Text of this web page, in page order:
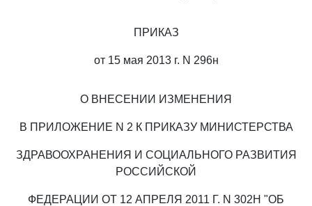
ПРИКАЗ
от 15 мая 2013 г. N 296н
О ВНЕСЕНИИ ИЗМЕНЕНИЯ
В ПРИЛОЖЕНИЕ N 2 К ПРИКАЗУ МИНИСТЕРСТВА
ЗДРАВООХРАНЕНИЯ И СОЦИАЛЬНОГО РАЗВИТИЯ
РОССИЙСКОЙ
ФЕДЕРАЦИИ ОТ 12 АПРЕЛЯ 2011 Г. N 302Н "ОБ